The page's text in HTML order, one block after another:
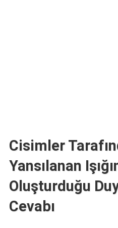
Cisimler
Yansılanan
Oluşturduğu
Cevabı